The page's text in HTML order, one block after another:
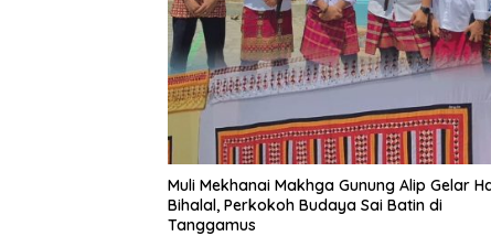
Muli Mekhanai Makhga Gunung Alip Gelar
Bihalal, Perkokoh Budaya Sai Batin di
Tanggamus